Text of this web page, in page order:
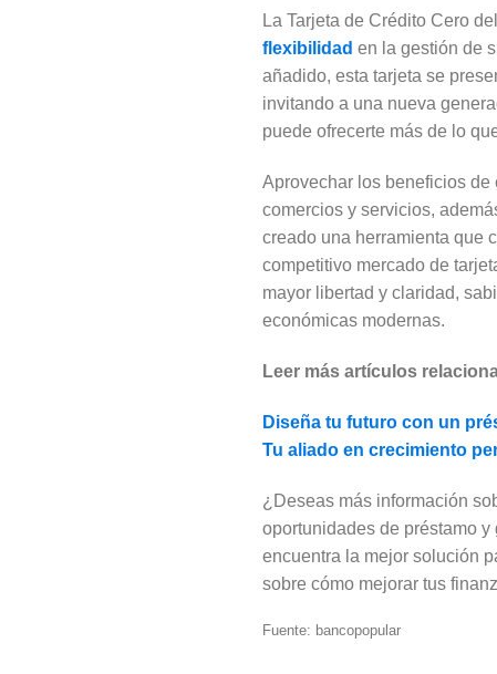
La Tarjeta de Crédito Cero
flexibilidad en la gestión de
añadido, esta tarjeta se
invitando a una nueva
puede ofrecerte más de lo
Aprovechar los beneficios
comercios y servicios,
creado una herramienta que
competitivo mercado de
mayor libertad y claridad,
económicas modernas.
Leer más artículos
Diseña tu futuro con un
Tu aliado en crecimiento
¿Deseas más información
oportunidades de préstamo
encuentra la mejor solución
sobre cómo mejorar tus
Fuente: bancopopular